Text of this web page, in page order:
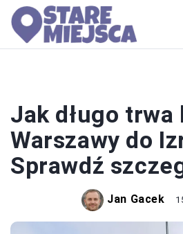
Jak długo trwa
Warszawy do
Sprawdź
Jan Gacek